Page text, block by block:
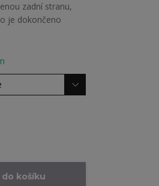
zadní stranu,
je dokončeno
košíku